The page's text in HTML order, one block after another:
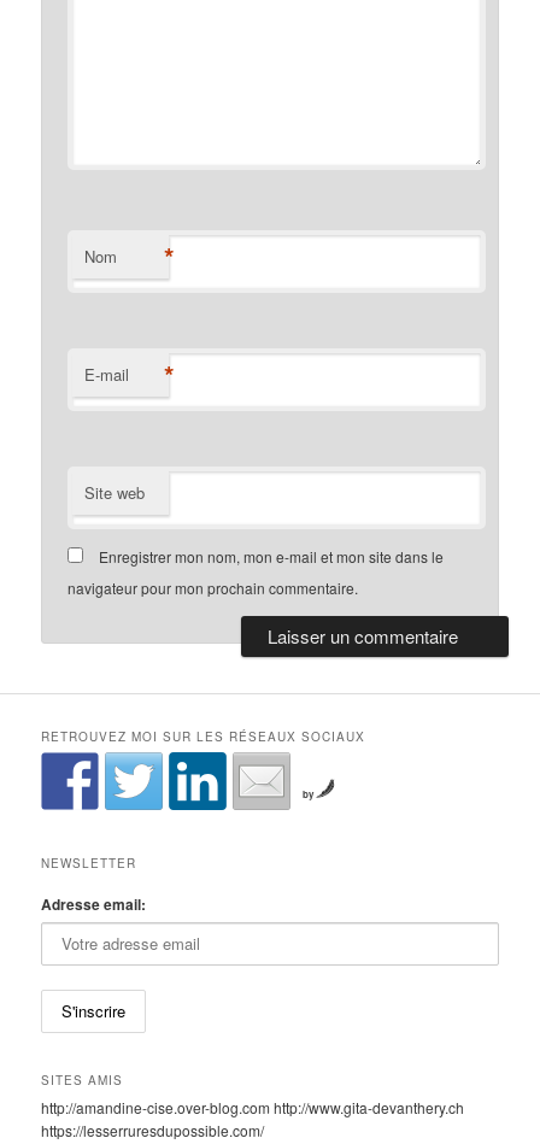
Nom *
E-mail *
Site web
Enregistrer mon nom, mon e-mail et mon site dans le
navigateur pour mon prochain commentaire.
RETROUVEZ MOI SUR LES RÉSEAUX SOCIAUX
by
NEWSLETTER
Adresse email:
SITES AMIS
http://amandine-cise.over-blog.com http://www.gita-devanthery.ch
https://lesserruresdupossible.com/